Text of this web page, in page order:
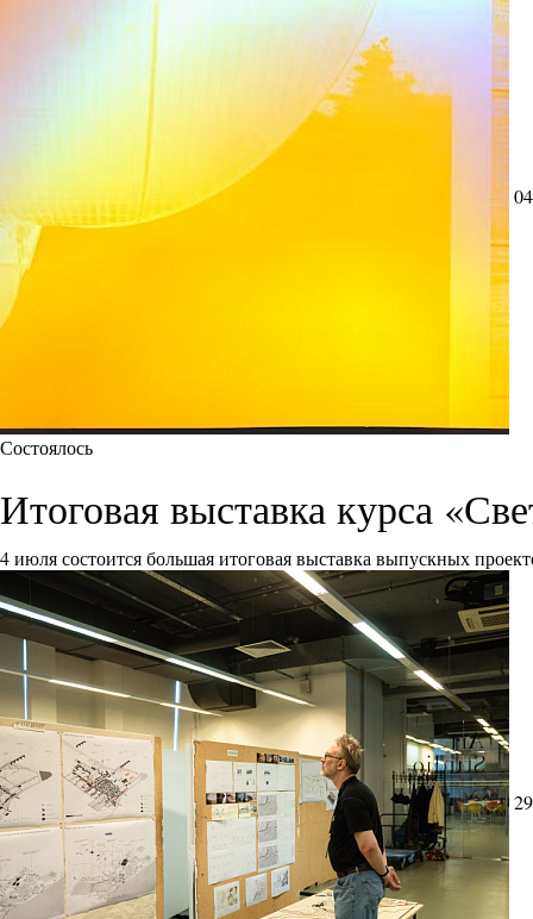
Состоялось
Итоговая выставка курса
4 июля состоится большая итоговая выставка выпускных